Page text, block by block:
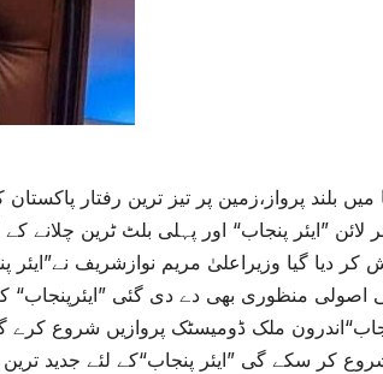
بلند پرواز،زمین پر تیز ترین رفتار
لائن ”ایئر پنجاب“ اور پہلی بلٹ ٹرین
کر دیا گیا وزیراعلیٰ مریم نوازشریف
اصولی منظوری بھی دے دی گئی ”ایئرپنجاب“ کے
ملک ڈومیسٹک پروازیں شروع کرے
کر سکے گی ”ایئر پنجاب“کے لئے جدید